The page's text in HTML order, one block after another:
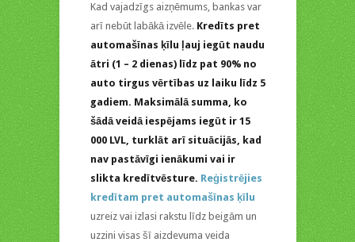
Kad vajadzīgs aizņēmums, bankas var
arī nebūt labākā izvēle.Kredīts pret
automašīnas ķīlu ļauj iegūt naudu
ātri (1 – 2 dienas) līdz pat 90% no
auto tirgus vērtības uz laiku līdz 5
gadiem. Maksimālā summa, ko
šādā veidā iespējams iegūt ir 15
000 LVL, turklāt arī situācijās, kad
nav pastāvīgi ienākumi vai ir
slikta kredītvēsture. Reģistrējies
kredītam pret automašīnas ķīlu
uzreiz vai izlasi rakstu līdz beigām un
uzzini visas šī aizdevuma veida